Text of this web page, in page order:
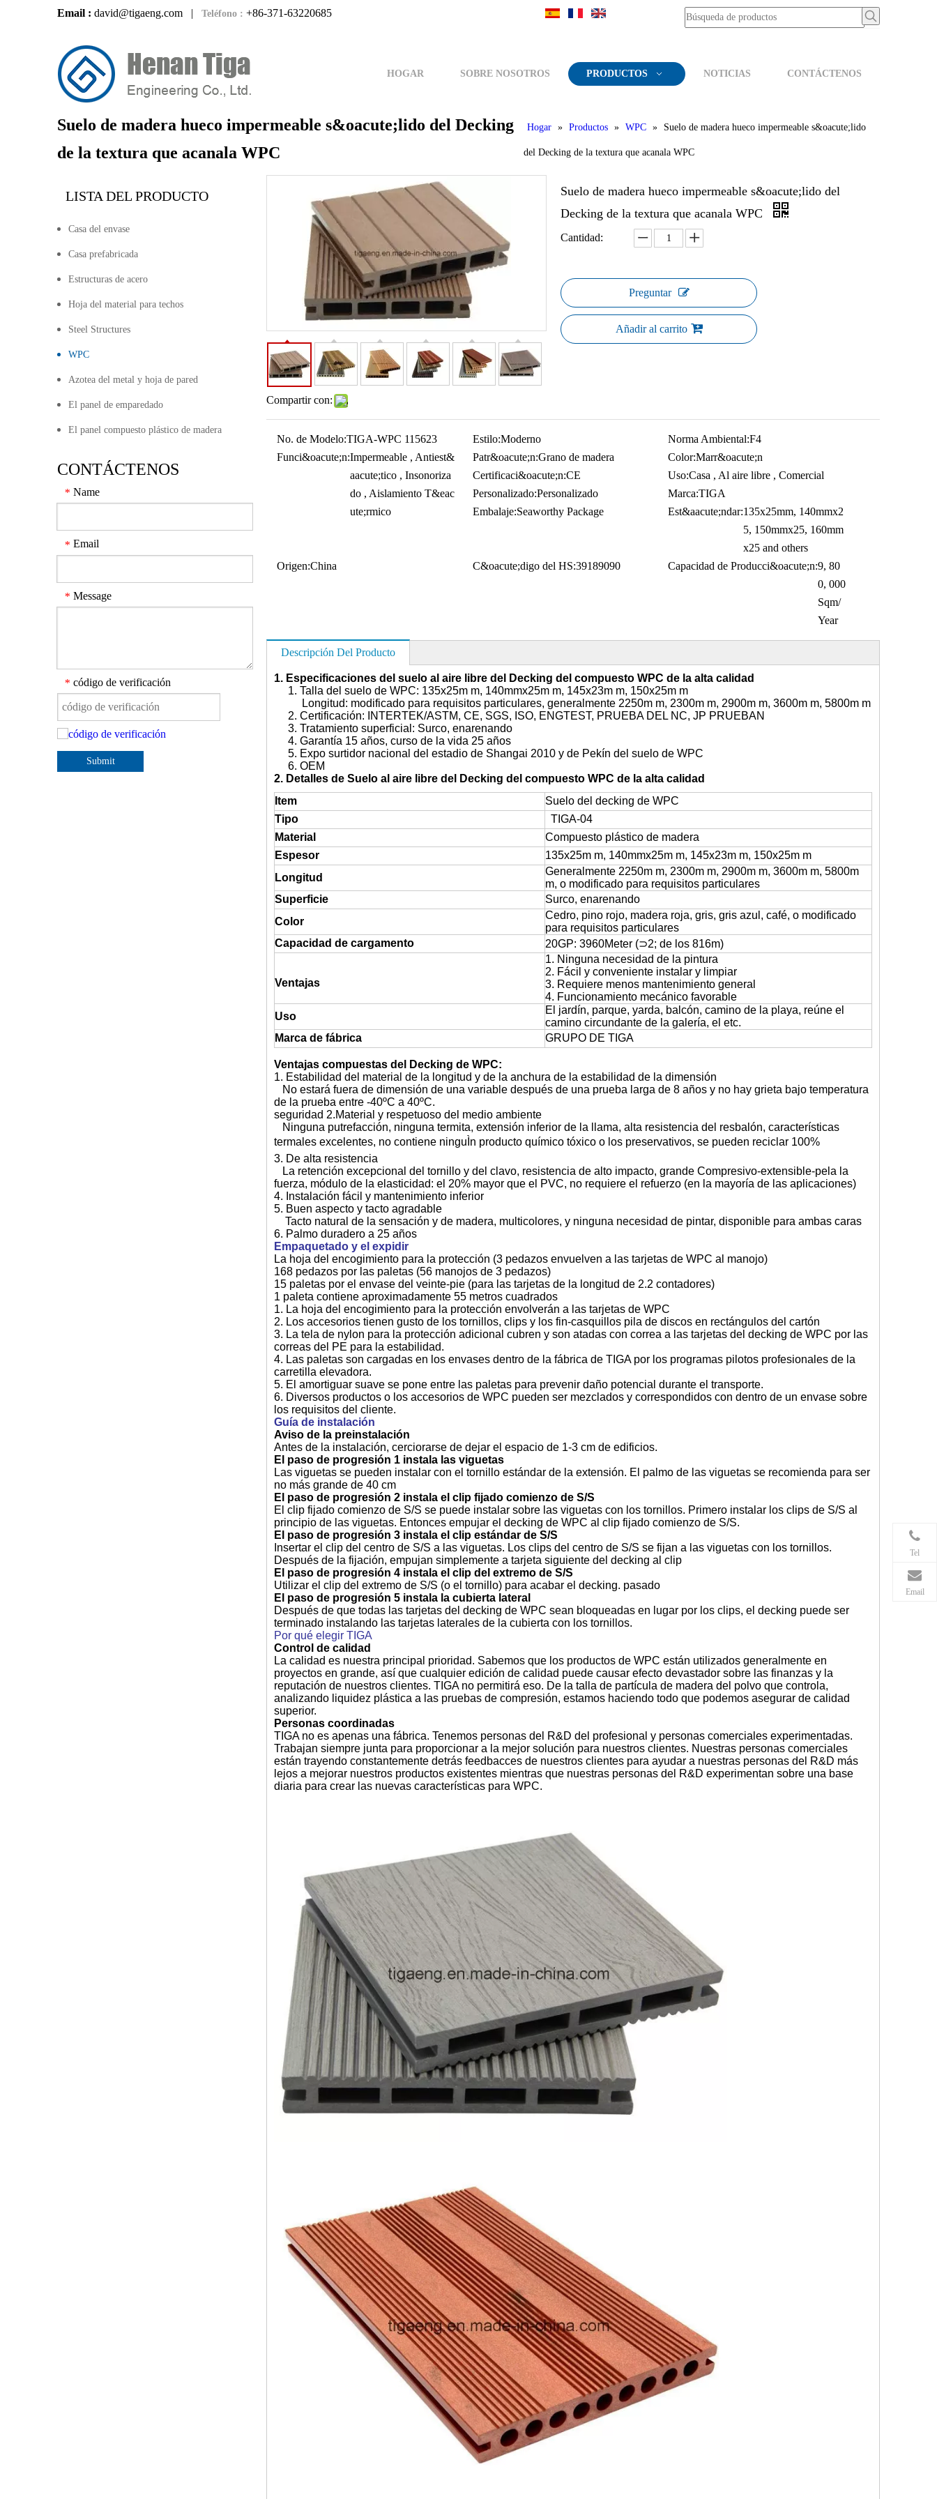
Email : david@tigaeng.com | Teléfono : +86-371-63220685
HOGAR SOBRE NOSOTROS PRODUCTOS NOTICIAS CONTÁCTENOS
Suelo de madera hueco impermeable s&oacute;lido del Decking
de la textura que acanala WPC
Hogar » Productos » WPC » Suelo de madera hueco impermeable s&oacute;lido
del Decking de la textura que acanala WPC
LISTA DEL PRODUCTO
Casa del envase
Casa prefabricada
Estructuras de acero
Hoja del material para techos
Steel Structures
WPC
Azotea del metal y hoja de pared
El panel de emparedado
El panel compuesto plástico de madera
CONTÁCTENOS
* Name
* Email
* Message
* código de verificación
Submit
Compartir con:
Suelo de madera hueco impermeable s&oacute;lido del
Decking de la textura que acanala WPC
Cantidad:
Preguntar
Añadir al carrito
No. de Modelo:TIGA-WPC 115623 Estilo:Moderno Norma Ambiental:F4
Funci&oacute;n:Impermeable , Antiest&
aacute;tico , Insonoriza
do , Aislamiento T&eac
ute;rmico
Patr&oacute;n:Grano de madera Color:Marr&oacute;n
Certificaci&oacute;n:CE Uso:Casa , Al aire libre , Comercial
Personalizado:Personalizado Marca:TIGA
Embalaje:Seaworthy Package Est&aacute;ndar:135x25mm, 140mmx2
5, 150mmx25, 160mm
x25 and others
Origen:China C&oacute;digo del HS:39189090 Capacidad de Producci&oacute;n:9, 80
0, 000
Sqm/
Year
Descripción Del Producto
1. Especificaciones del suelo al aire libre del Decking del compuesto WPC de la alta calidad
1. Talla del suelo de WPC: 135x25m m, 140mmx25m m, 145x23m m, 150x25m m
Longitud: modificado para requisitos particulares, generalmente 2250m m, 2300m m, 2900m m, 3600m m, 5800m m
2. Certificación: INTERTEK/ASTM, CE, SGS, ISO, ENGTEST, PRUEBA DEL NC, JP PRUEBAN
3. Tratamiento superficial: Surco, enarenando
4. Garantía 15 años, curso de la vida 25 años
5. Expo surtidor nacional del estadio de Shangai 2010 y de Pekín del suelo de WPC
6. OEM
2. Detalles de Suelo al aire libre del Decking del compuesto WPC de la alta calidad
Item
Suelo del decking de WPC
Tipo
TIGA-04
Material
Compuesto plástico de madera
Espesor
135x25m m, 140mmx25m m, 145x23m m, 150x25m m
Longitud
Generalmente 2250m m, 2300m m, 2900m m, 3600m m, 5800m
m, o modificado para requisitos particulares
Superficie
Surco, enarenando
Color
Cedro, pino rojo, madera roja, gris, gris azul, café, o modificado
para requisitos particulares
Capacidad de cargamento
20GP: 3960Meter (⊃2; de los 816m)
Ventajas
1. Ninguna necesidad de la pintura
2. Fácil y conveniente instalar y limpiar
3. Requiere menos mantenimiento general
4. Funcionamiento mecánico favorable
Uso
El jardín, parque, yarda, balcón, camino de la playa, reúne el
camino circundante de la galería, el etc.
Marca de fábrica
GRUPO DE TIGA
Ventajas compuestas del Decking de WPC:
1. Estabilidad del material de la longitud y de la anchura de la estabilidad de la dimensión
No estará fuera de dimensión de una variable después de una prueba larga de 8 años y no hay grieta bajo temperatura
de la prueba entre -40ºC a 40ºC.
seguridad 2.Material y respetuoso del medio ambiente
Ninguna putrefacción, ninguna termita, extensión inferior de la llama, alta resistencia del resbalón, características
termales excelentes, no contiene ninguÌn producto químico tóxico o los preservativos, se pueden reciclar 100%
3. De alta resistencia
La retención excepcional del tornillo y del clavo, resistencia de alto impacto, grande Compresivo-extensible-pela la
fuerza, módulo de la elasticidad: el 20% mayor que el PVC, no requiere el refuerzo (en la mayoría de las aplicaciones)
4. Instalación fácil y mantenimiento inferior
5. Buen aspecto y tacto agradable
Tacto natural de la sensación y de madera, multicolores, y ninguna necesidad de pintar, disponible para ambas caras
6. Palmo duradero a 25 años
Empaquetado y el expidir
La hoja del encogimiento para la protección (3 pedazos envuelven a las tarjetas de WPC al manojo)
168 pedazos por las paletas (56 manojos de 3 pedazos)
15 paletas por el envase del veinte-pie (para las tarjetas de la longitud de 2.2 contadores)
1 paleta contiene aproximadamente 55 metros cuadrados
1. La hoja del encogimiento para la protección envolverán a las tarjetas de WPC
2. Los accesorios tienen gusto de los tornillos, clips y los fin-casquillos pila de discos en rectángulos del cartón
3. La tela de nylon para la protección adicional cubren y son atadas con correa a las tarjetas del decking de WPC por las
correas del PE para la estabilidad.
4. Las paletas son cargadas en los envases dentro de la fábrica de TIGA por los programas pilotos profesionales de la
carretilla elevadora.
5. El amortiguar suave se pone entre las paletas para prevenir daño potencial durante el transporte.
6. Diversos productos o los accesorios de WPC pueden ser mezclados y correspondidos con dentro de un envase sobre
los requisitos del cliente.
Guía de instalación
Aviso de la preinstalación
Antes de la instalación, cerciorarse de dejar el espacio de 1-3 cm de edificios.
El paso de progresión 1 instala las viguetas
Las viguetas se pueden instalar con el tornillo estándar de la extensión. El palmo de las viguetas se recomienda para ser
no más grande de 40 cm
El paso de progresión 2 instala el clip fijado comienzo de S/S
El clip fijado comienzo de S/S se puede instalar sobre las viguetas con los tornillos. Primero instalar los clips de S/S al
principio de las viguetas. Entonces empujar el decking de WPC al clip fijado comienzo de S/S.
El paso de progresión 3 instala el clip estándar de S/S
Insertar el clip del centro de S/S a las viguetas. Los clips del centro de S/S se fijan a las viguetas con los tornillos.
Después de la fijación, empujan simplemente a tarjeta siguiente del decking al clip
El paso de progresión 4 instala el clip del extremo de S/S
Utilizar el clip del extremo de S/S (o el tornillo) para acabar el decking. pasado
El paso de progresión 5 instala la cubierta lateral
Después de que todas las tarjetas del decking de WPC sean bloqueadas en lugar por los clips, el decking puede ser
terminado instalando las tarjetas laterales de la cubierta con los tornillos.
Por qué elegir TIGA
Control de calidad
La calidad es nuestra principal prioridad. Sabemos que los productos de WPC están utilizados generalmente en
proyectos en grande, así que cualquier edición de calidad puede causar efecto devastador sobre las finanzas y la
reputación de nuestros clientes. TIGA no permitirá eso. De la talla de partícula de madera del polvo que controla,
analizando liquidez plástica a las pruebas de compresión, estamos haciendo todo que podemos asegurar de calidad
superior.
Personas coordinadas
TIGA no es apenas una fábrica. Tenemos personas del R&D del profesional y personas comerciales experimentadas.
Trabajan siempre junta para proporcionar a la mejor solución para nuestros clientes. Nuestras personas comerciales
están trayendo constantemente detrás feedbacces de nuestros clientes para ayudar a nuestras personas del R&D más
lejos a mejorar nuestros productos existentes mientras que nuestras personas del R&D experimentan sobre una base
diaria para crear las nuevas características para WPC.
Tel
Email